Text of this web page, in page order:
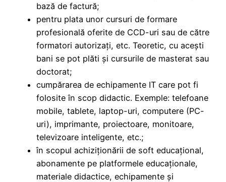
bază de factură;
pentru plata unor cursuri de formare
profesională oferite de CCD-uri sau de către
formatori autorizați, etc. Teoretic, cu acești
bani se pot plăti și cursurile de masterat sau
doctorat;
cumpărarea de echipamente IT care pot fi
folosite în scop didactic. Exemple: telefoane
mobile, tablete, laptop-uri, computere (PC-
uri), imprimante, proiectoare, monitoare,
televizoare inteligente, etc.;
în scopul achiziționării de soft educațional,
abonamente pe platformele educaționale,
materiale didactice, echipamente și